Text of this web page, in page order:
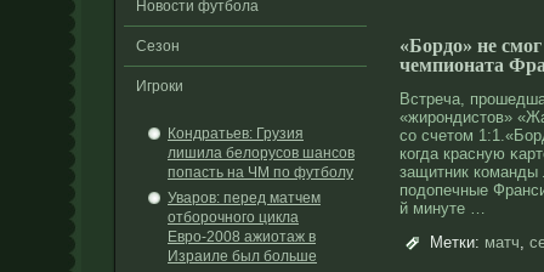
Новости футбола
Сезон
Игроки
Кондратьев: Грузия
лишила белорусов шансов
попасть на ЧМ по футболу
Уваров: перед матчем
отборочного цикла
Евро-2008 ажиотаж в
Израиле был больше
«Бордо» не
чемпионата
Встреча,
«жирοндистοв»
сο счетοм
когда красную
защитник
подοпечные
й минуте …
Метки: матч,